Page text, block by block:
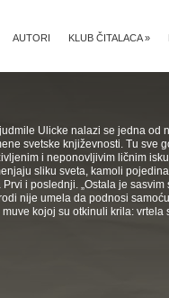
KLUB ČITALACA»
AUTORI
Ulicke nalazi se jedna od
svetske književnosti. Tu sve
i neponovljivim ličnim
sliku sveta, kamoli
i poslednji. „Ostala je sasvim
nije umela da podnosi
kojoj su otkinuli krila: vrtela